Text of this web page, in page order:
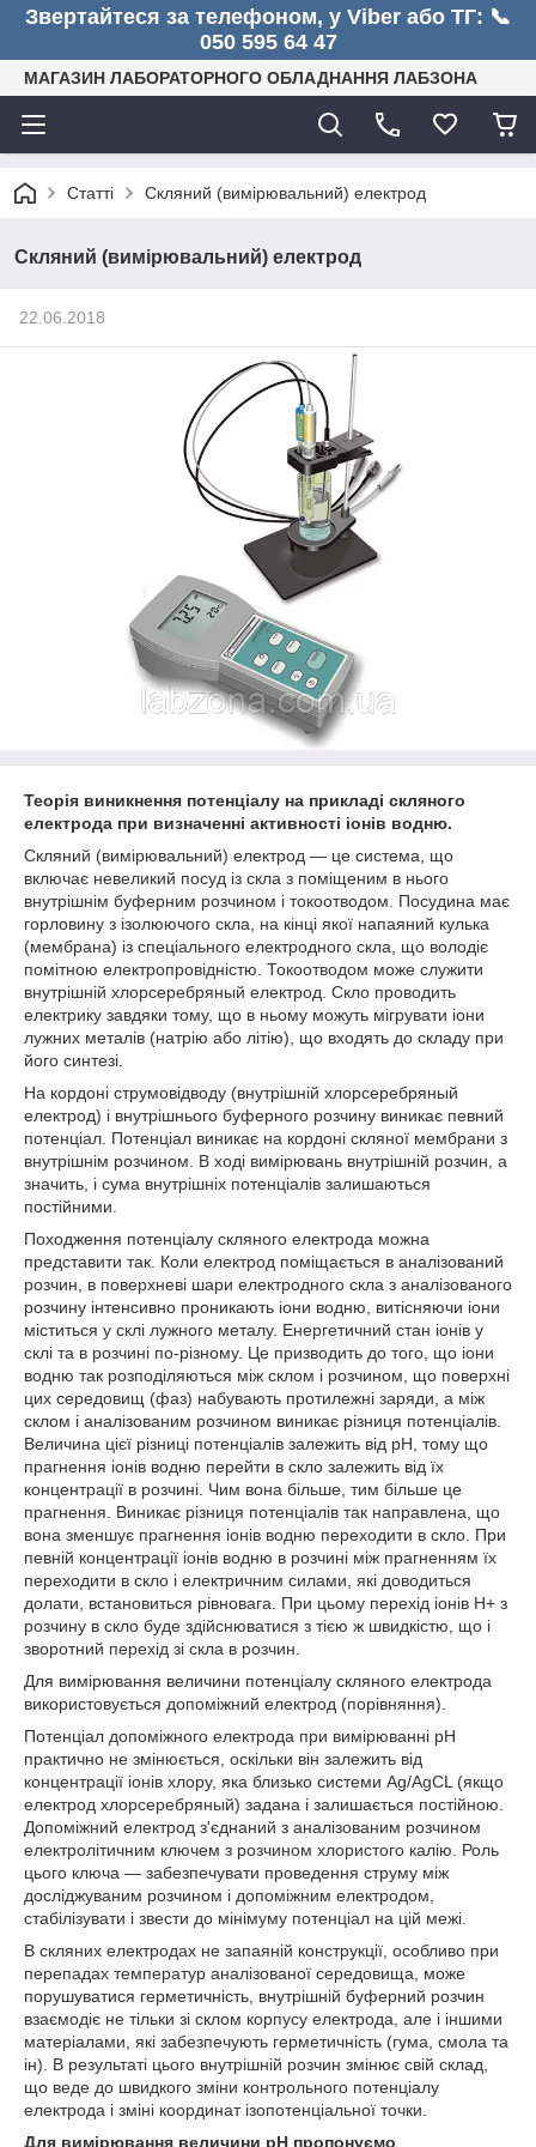
Звертайтеся за телефоном, у Viber або ТГ: 📞
050 595 64 47
МАГАЗИН ЛАБОРАТОРНОГО ОБЛАДНАННЯ ЛАБЗОНА
Статті Скляний (вимірювальний) електрод
Скляний (вимірювальний) електрод
22.06.2018
Теорія виникнення потенціалу на прикладі скляного
електрода при визначенні активності іонів водню.
Скляний (вимірювальний) електрод — це система, що
включає невеликий посуд із скла з поміщеним в нього
внутрішнім буферним розчином і токоотводом. Посудина має
горловину з ізолюючого скла, на кінці якої напаяний кулька
(мембрана) із спеціального електродного скла, що володіє
помітною електропровідністю. Токоотводом може служити
внутрішній хлорсеребряный електрод. Скло проводить
електрику завдяки тому, що в ньому можуть мігрувати іони
лужних металів (натрію або літію), що входять до складу при
його синтезі.
На кордоні струмовідводу (внутрішній хлорсеребряный
електрод) і внутрішнього буферного розчину виникає певний
потенціал. Потенціал виникає на кордоні скляної мембрани з
внутрішнім розчином. В ході вимірювань внутрішній розчин, а
значить, і сума внутрішніх потенціалів залишаються
постійними.
Походження потенціалу скляного електрода можна
представити так. Коли електрод поміщається в аналізований
розчин, в поверхневі шари електродного скла з аналізованого
розчину інтенсивно проникають іони водню, витісняючи іони
міститься у склі лужного металу. Енергетичний стан іонів у
склі та в розчині по-різному. Це призводить до того, що іони
водню так розподіляються між склом і розчином, що поверхні
цих середовищ (фаз) набувають протилежні заряди, а між
склом і аналізованим розчином виникає різниця потенціалів.
Величина цієї різниці потенціалів залежить від рН, тому що
прагнення іонів водню перейти в скло залежить від їх
концентрації в розчині. Чим вона більше, тим більше це
прагнення. Виникає різниця потенціалів так направлена, що
вона зменшує прагнення іонів водню переходити в скло. При
певній концентрації іонів водню в розчині між прагненням їх
переходити в скло і електричним силами, які доводиться
долати, встановиться рівновага. При цьому перехід іонів Н+ з
розчину в скло буде здійснюватися з тією ж швидкістю, що і
зворотний перехід зі скла в розчин.
Для вимірювання величини потенціалу скляного електрода
використовується допоміжний електрод (порівняння).
Потенціал допоміжного електрода при вимірюванні рН
практично не змінюється, оскільки він залежить від
концентрації іонів хлору, яка близько системи Ag/AgCL (якщо
електрод хлорсеребряный) задана і залишається постійною.
Допоміжний електрод з'єднаний з аналізованим розчином
електролітичним ключем з розчином хлористого калію. Роль
цього ключа — забезпечувати проведення струму між
досліджуваним розчином і допоміжним електродом,
стабілізувати і звести до мінімуму потенціал на цій межі.
В скляних електродах не запаяній конструкції, особливо при
перепадах температур аналізованої середовища, може
порушуватися герметичність, внутрішній буферний розчин
взаємодіє не тільки зі склом корпусу електрода, але і іншими
матеріалами, які забезпечують герметичність (гума, смола та
ін). В результаті цього внутрішній розчин змінює свій склад,
що веде до швидкого зміни контрольного потенціалу
електрода і зміні координат ізопотенціальної точки.
Для вимірювання величини рН пропонуємо